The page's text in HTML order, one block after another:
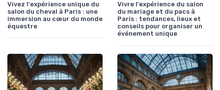
Vivez l'expérience unique du
salon du cheval à Paris : une
immersion au cœur du monde
équestre
Vivre l'expérience du salon
du mariage et du pacs à
Paris : tendances, lieux et
conseils pour organiser un
événement unique